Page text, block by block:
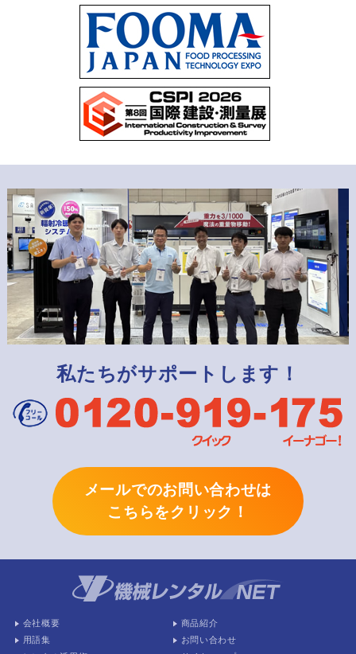
私たちがサポートします！
メールでのお問い合わせは
こちらをクリック！
会社概要
商品紹介
用語集
お問い合わせ